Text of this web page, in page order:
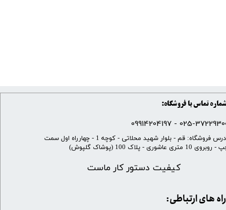
شماره تماس با فروشگاه:
025-37229300 -
کیفیت دستور کار ماست
​آدرس فروشگاه: قم - بلوار شهید محلاتی - کوچه 1 - چهارراه اول سمت
10 متری عاشوری - پلاک 100 (پوشاک گلپوش)
​​راه های ارتباطی: